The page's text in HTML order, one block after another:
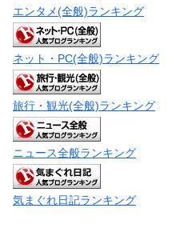
エンタメ(全般)ランキング
ネット・PC(全般)ランキング
旅行・観光(全般)ランキング
ニュース全般ランキング
気まぐれ日記ランキング